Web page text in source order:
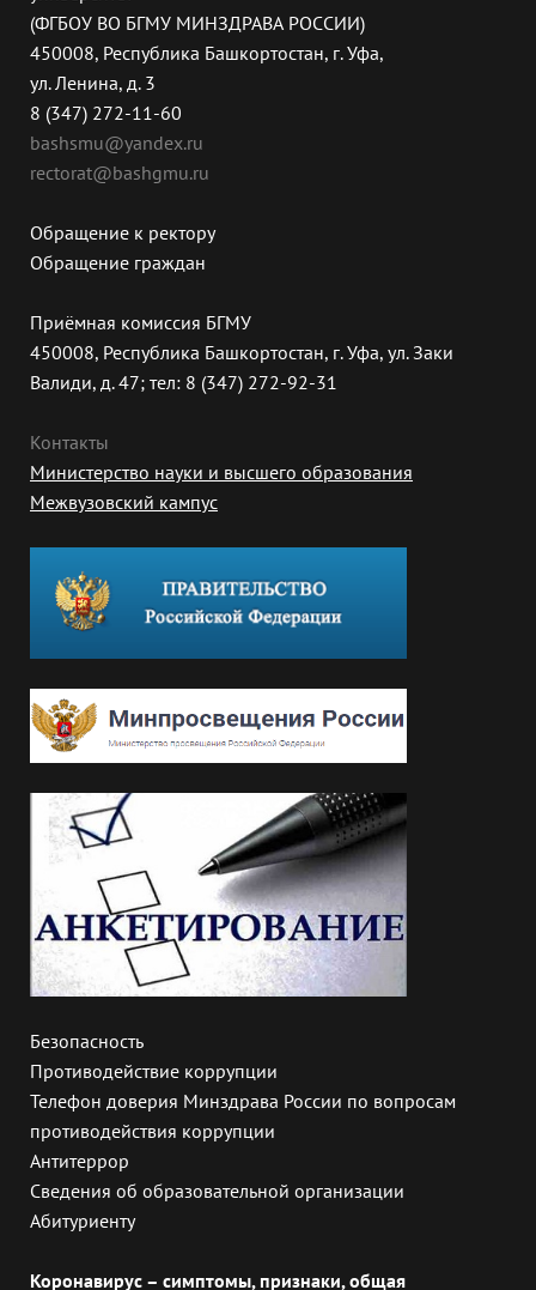
(ФГБОУ ВО БГМУ МИНЗДРАВА РОССИИ)
450008, Республика Башкортостан, г. Уфа,
ул. Ленина, д. 3
8 (347) 272-11-60
bashsmu@yandex.ru
rectorat@bashgmu.ru
Обращение к ректору
Обращение граждан
Приёмная комиссия БГМУ
450008, Республика Башкортостан, г. Уфа, ул. Заки
Валиди, д. 47; тел: 8 (347) 272-92-31
Контакты
Министерство науки и высшего образования
Межвузовский кампус
Безопасность
Противодействие коррупции
Телефон доверия Минздрава России по вопросам
противодействия коррупции
Антитеррор
Сведения об образовательной организации
Абитуриенту
Коронавирус – симптомы, признаки, общая